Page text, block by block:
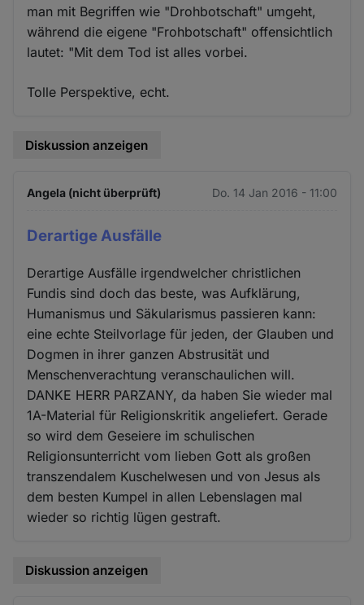
man mit Begriffen wie "Drohbotschaft" umgeht,
während die eigene "Frohbotschaft" offensichtlich
lautet: "Mit dem Tod ist alles vorbei.
Tolle Perspektive, echt.
Diskussion anzeigen
Angela (nicht überprüft) Do. 14 Jan 2016 - 11:00
Derartige Ausfälle
Derartige Ausfälle irgendwelcher christlichen
Fundis sind doch das beste, was Aufklärung,
Humanismus und Säkularismus passieren kann:
eine echte Steilvorlage für jeden, der Glauben und
Dogmen in ihrer ganzen Abstrusität und
Menschenverachtung veranschaulichen will.
DANKE HERR PARZANY, da haben Sie wieder mal
1A-Material für Religionskritik angeliefert. Gerade
so wird dem Geseiere im schulischen
Religionsunterricht vom lieben Gott als großen
transzendalem Kuschelwesen und von Jesus als
dem besten Kumpel in allen Lebenslagen mal
wieder so richtig lügen gestraft.
Diskussion anzeigen